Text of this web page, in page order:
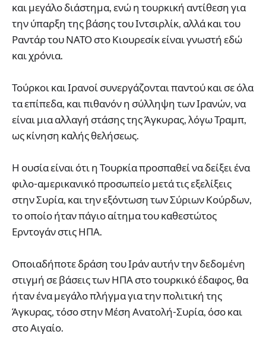
και μεγάλο διάστημα, ενώ η τουρκική αντίθεση για
την ύπαρξη της βάσης του Ιντσιρλίκ, αλλά και του
Ραντάρ του ΝΑΤΟ στο Κιουρεσίκ είναι γνωστή εδώ
και χρόνια.
Τούρκοι και Ιρανοί συνεργάζονται παντού και σε όλα
τα επίπεδα, και πιθανόν η σύλληψη των Ιρανών, να
είναι μια αλλαγή στάσης της Άγκυρας, λόγω Τραμπ,
ως κίνηση καλής θελήσεως.
Η ουσία είναι ότι η Τουρκία προσπαθεί να δείξει ένα
φιλο-αμερικανικό προσωπείο μετά τις εξελίξεις
στην Συρία, και την εξόντωση των Σύριων Κούρδων,
το οποίο ήταν πάγιο αίτημα του καθεστώτος
Ερντογάν στις ΗΠΑ.
Οποιαδήποτε δράση του Ιράν αυτήν την δεδομένη
στιγμή σε βάσεις των ΗΠΑ στο τουρκικό έδαφος, θα
ήταν ένα μεγάλο πλήγμα για την πολιτική της
Άγκυρας, τόσο στην Μέση Ανατολή-Συρία, όσο και
στο Αιγαίο.